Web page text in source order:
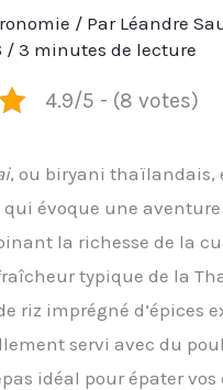
/ Par Léandre
/3 minutes de lecture
4.9/5 - (8 votes)
, ou biryani thaïlandais,
évoque une aventure
la richesse de la
typique de la
riz imprégné d’épices
servi avec du
idéal pour épater vos